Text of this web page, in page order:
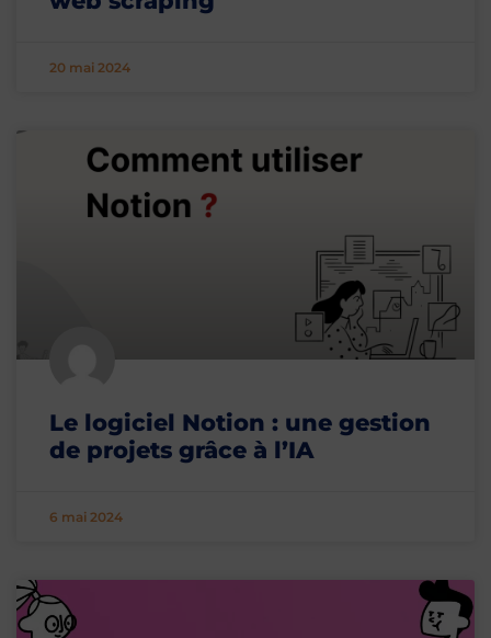
20 mai 2024
Le logiciel Notion : une gestion
de projets grâce à l’IA
6 mai 2024